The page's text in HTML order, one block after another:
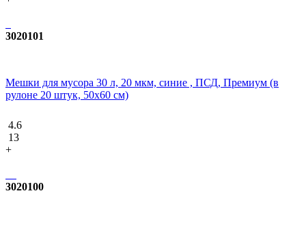
3020101
Мешки для мусора 30 л, 20 мкм, синие , ПСД, Премиум (в
рулоне 20 штук, 50х60 см)
4.6
13
+
3020100